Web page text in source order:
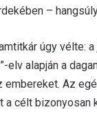
–
úgy vélte:
elv alapján a
Az
a célt